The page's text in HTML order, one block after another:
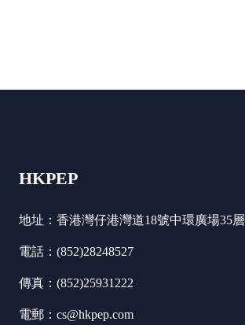
HKPEP
地址：香港灣仔港灣道18號中環廣場35層
電話：(852)28248527
傳真：(852)25931222
電郵：cs@hkpep.com